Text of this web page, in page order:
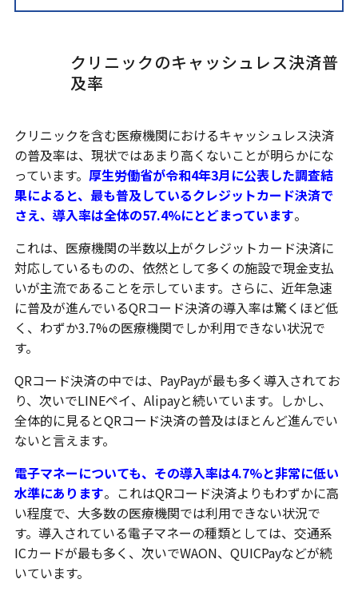
クリニックのキャッシュレス決済普
及率
クリニックを含む医療機関におけるキャッシュレス決済
の普及率は、現状ではあまり高くないことが明らかにな
っています。 厚生労働省が令和4年3月に公表した調査結
果によると、最も普及しているクレジットカード決済で
さえ、導入率は全体の57.4%にとどまっています。
これは、医療機関の半数以上がクレジットカード決済に
対応しているものの、依然として多くの施設で現金支払
いが主流であることを示しています。さらに、近年急速
に普及が進んでいるQRコード決済の導入率は驚くほど低
く、わずか3.7%の医療機関でしか利用できない状況で
す。
QRコード決済の中では、PayPayが最も多く導入されてお
り、次いでLINEペイ、Alipayと続いています。しかし、
全体的に見るとQRコード決済の普及はほとんど進んでい
ないと言えます。
電子マネーについても、その導入率は4.7%と非常に低い
水準にあります。これはQRコード決済よりもわずかに高
い程度で、大多数の医療機関では利用できない状況で
す。導入されている電子マネーの種類としては、交通系
ICカードが最も多く、次いでWAON、QUICPayなどが続
いています。